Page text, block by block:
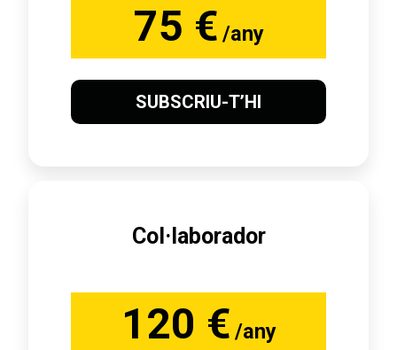
75 € /any
SUBSCRIU-T’HI
Col·laborador
120 € /any